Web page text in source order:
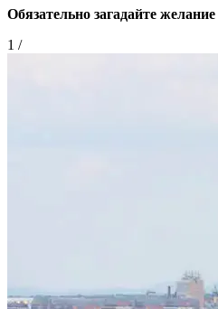
Обязательно загадайте
1 /